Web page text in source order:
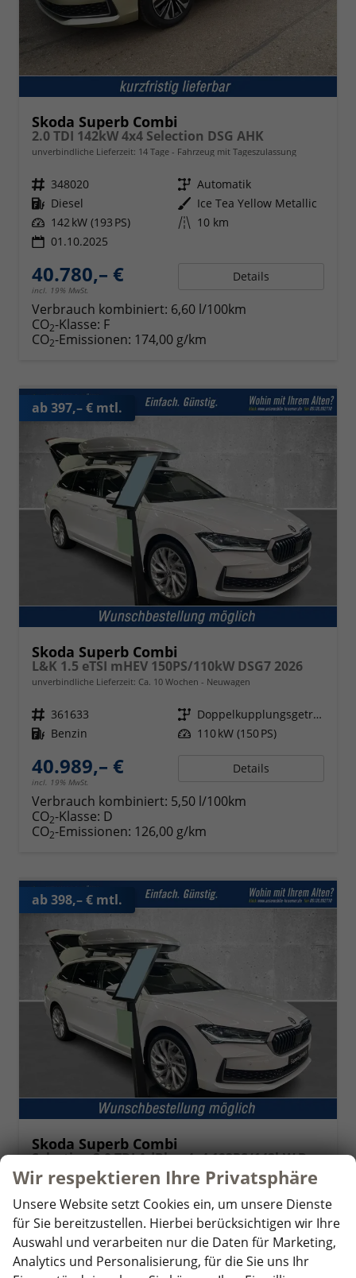
Skoda Superb Combi
2.0 TDI 142kW 4x4 Selection DSG AHK
unverbindliche Lieferzeit: 14 Tage Fahrzeug mit Tageszulassung
Fahrzeugnr. 348020 Getriebe Automatik
Kraftstoff Diesel Außenfarbe Ice Tea Yellow Metallic
Leistung 142 kW (193 PS) Kilometerstand 10 km
01.10.2025
40.780,– €
incl. 19% MwSt.
Details
Verbrauch kombiniert: 6,60 l/100km
CO2-Klasse: F
CO2-Emissionen: 174,00 g/km
ab 397,– € mtl.
Skoda Superb Combi
L&K 1.5 eTSI mHEV 150PS/110kW DSG7 2026
unverbindliche Lieferzeit: Ca. 10 Wochen Neuwagen
Fahrzeugnr. 361633 Getriebe
Doppelkupplungsgetriebe (DSG)
Kraftstoff Benzin Leistung 110 kW (150 PS)
40.989,– €
incl. 19% MwSt.
Details
Verbrauch kombiniert: 5,50 l/100km
CO2-Klasse: D
CO2-Emissionen: 126,00 g/km
ab 398,– € mtl.
Skoda Superb Combi
Selection 2.0 TDI AdBlue 4x4 193PS/142kW DSG7 2026
unverbindliche Lieferzeit: Ca. 10 Wochen Neuwagen
Fahrzeugnr. 361632 Getriebe
Doppelkupplungsgetriebe (DSG)
Kraftstoff Diesel Leistung 142 kW (193 PS)
41.070,– €
incl. 19% MwSt.
Details
Wir respektieren Ihre Privatsphäre
Unsere Website setzt Cookies ein, um unsere Dienste
für Sie bereitzustellen. Hierbei berücksichtigen wir Ihre
Auswahl und verarbeiten nur die Daten für Marketing,
Analytics und Personalisierung, für die Sie uns Ihr